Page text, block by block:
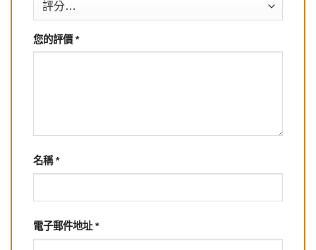
您的評價 *
名稱*
電子郵件地址*